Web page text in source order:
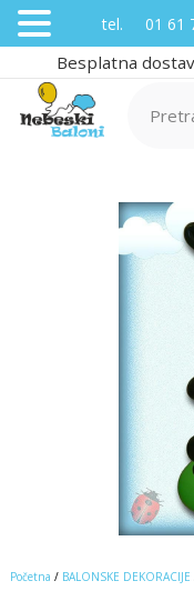
Besplatna
Početna / BALONSKE DEKORACIJE
tel. 01 61